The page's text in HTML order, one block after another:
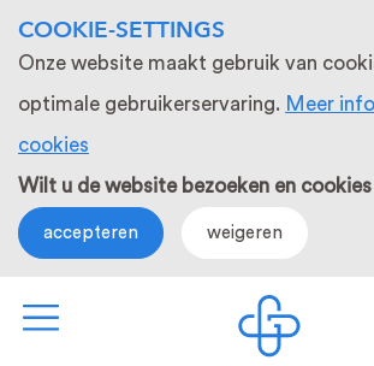
COOKIE-SETTINGS
Onze website maakt gebruik van
optimale gebruikerservaring. Meer
cookies
Wilt u de website bezoeken en
accepteren weigeren